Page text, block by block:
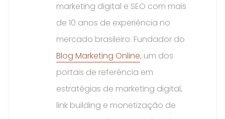
marketing digital e SEO com mais
de 10 anos de experiência no
mercado brasileiro. Fundador do
Blog Marketing Online, um dos
portais de referência em
estratégias de marketing digital,
link building e monetização de